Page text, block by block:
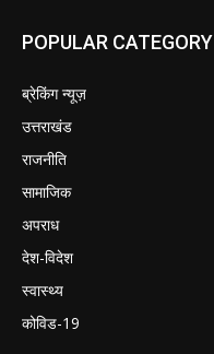
POPULAR CATEGORY
ब्रेकिंग न्यूज़
उत्तराखंड
राजनीति
सामाजिक
अपराध
देश-विदेश
स्वास्थ्य
कोविड-19